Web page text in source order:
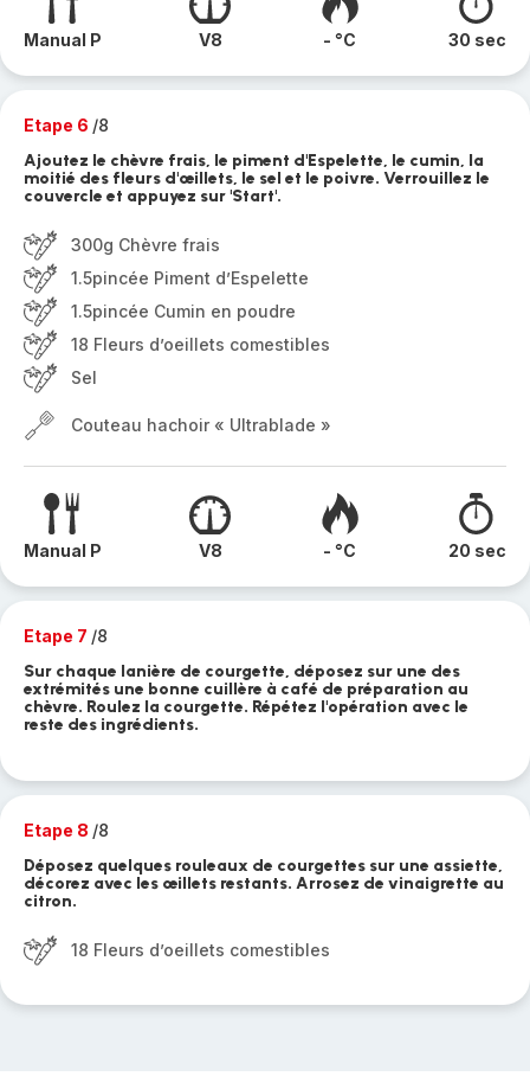
Manual P V8 - °C 30 sec
Etape 6 /8
Ajoutez le chèvre frais, le piment d'Espelette, le cumin, la
moitié des fleurs d'œillets, le sel et le poivre. Verrouillez le
couvercle et appuyez sur 'Start'.
300g Chèvre frais
1.5pincée Piment d’Espelette
1.5pincée Cumin en poudre
18 Fleurs d’oeillets comestibles
Sel
Couteau hachoir « Ultrablade »
Manual P V8 - °C 20 sec
Etape 7 /8
Sur chaque lanière de courgette, déposez sur une des
extrémités une bonne cuillère à café de préparation au
chèvre. Roulez la courgette. Répétez l'opération avec le
reste des ingrédients.
Etape 8 /8
Déposez quelques rouleaux de courgettes sur une assiette,
décorez avec les œillets restants. Arrosez de vinaigrette au
citron.
18 Fleurs d’oeillets comestibles